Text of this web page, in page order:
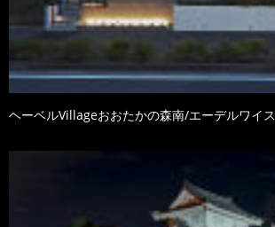
ヘーベルVillageおおたかの森南/エーデルワイス